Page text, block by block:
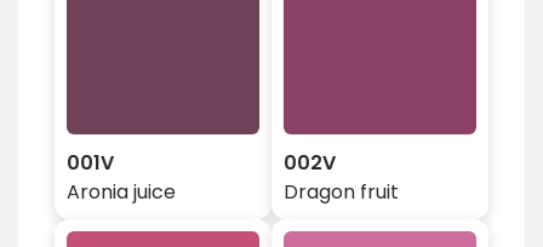
001V
Aronia juice
002V
Dragon fruit